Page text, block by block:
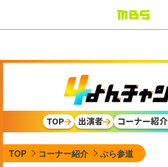
ドラマ
スポーツ
動画イズム
天気・防災
TOP 出演者 コーナー紹介
TOP コーナー紹介 ぶら参道